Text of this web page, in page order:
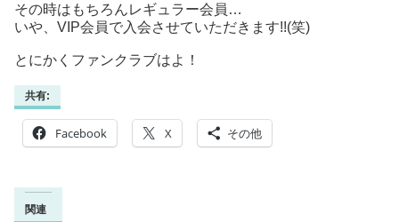
その時はもちろんレギュラー会員…
いや、VIP会員で入会させていただきます!!(笑)
とにかくファンクラブはよ！
共有:
Facebook X その他
関連